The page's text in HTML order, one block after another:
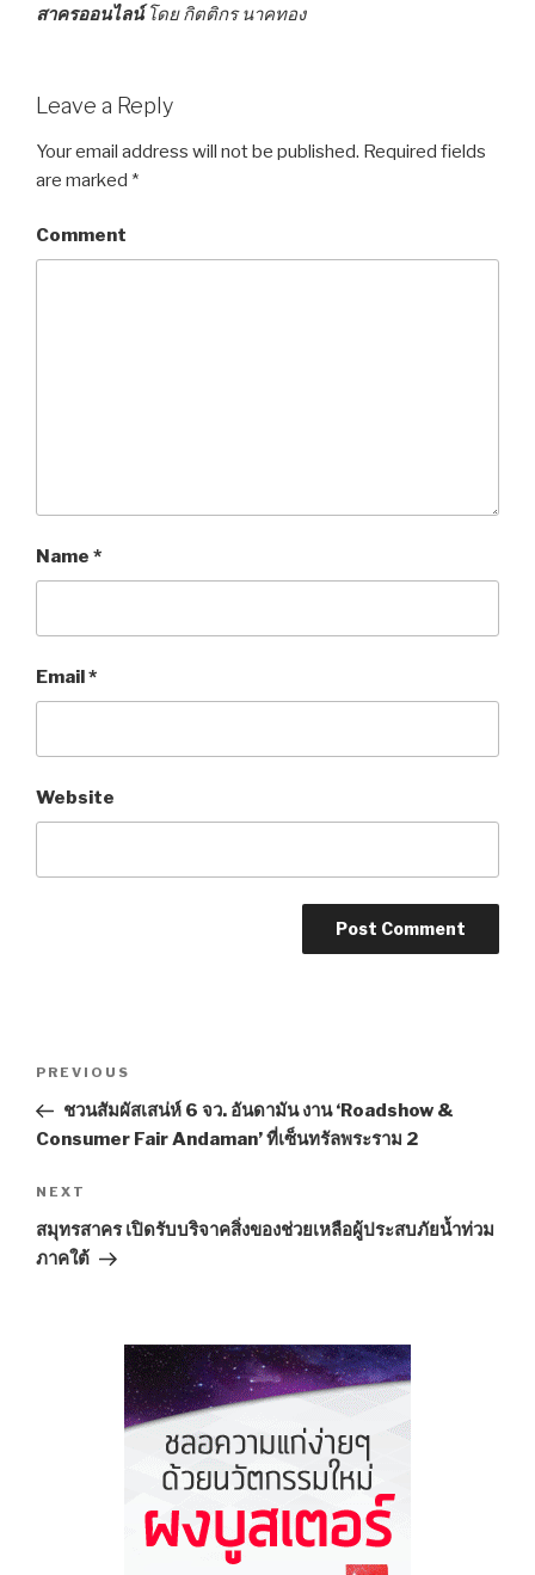
สาครออนไลน์ โดย กิตติกร นาคทอง
Leave a Reply
Your email address will not be published. Required fields
are marked *
Comment
Name *
Email *
Website
Post
navigation
Previous
Post
PREVIOUS
ชวนสัมผัสเสน่ห์ 6 จว. อันดามัน งาน ‘Roadshow &
Consumer Fair Andaman’ ที่เซ็นทรัลพระราม 2
Next
Post
NEXT
สมุทรสาคร เปิดรับบริจาคสิ่งของช่วยเหลือผู้ประสบภัยน้ำท่วม
ภาคใต้